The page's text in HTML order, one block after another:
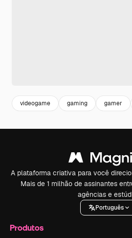
videogame gaming gamer
A plataforma criativa para você
Mais de 1 milhão de assinantes
agências e
Português
Produtos